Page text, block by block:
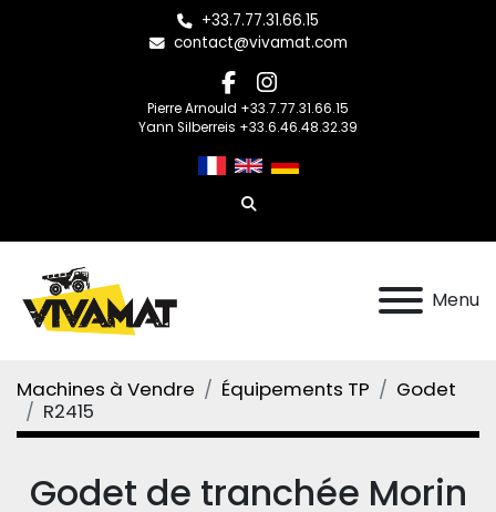
+33.7.77.31.66.15
contact@vivamat.com
facebook
instagram
Pierre Arnould +33.7.77.31.66.15
Yann Silberreis +33.6.46.48.32.39
Rechercher
Menu
Machines à Vendre Équipements TP
Godet
R2415
Godet de tranchée Morin